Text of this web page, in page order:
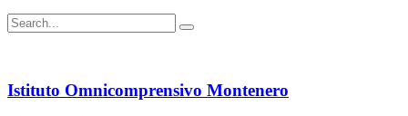
Istituto Omnicomprensivo Montenero